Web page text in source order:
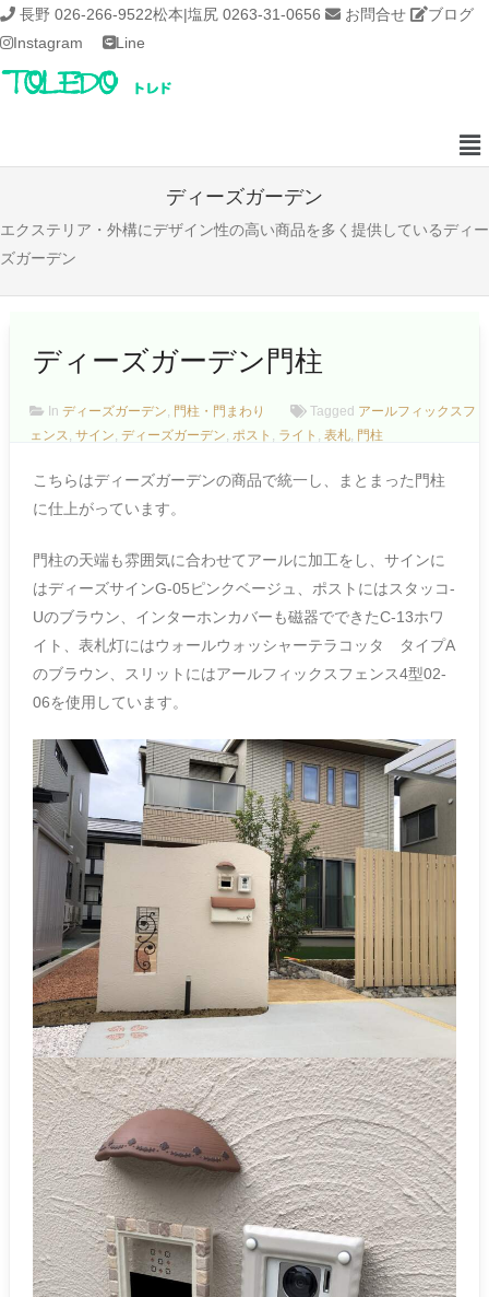
長野 026-266-9522松本|塩尻 0263-31-0656 お問合せ
ブログ
Instagram
Line
ディーズガーデン
エクステリア・外構にデザイン性の高い商品を多く提供しているディー
ズガーデン
ディーズガーデン門柱
In ディーズガーデン, 門柱・門まわり Tagged アールフィックスフ
ェンス, サイン, ディーズガーデン, ポスト , ライト , 表札, 門柱
こちらはディーズガーデンの商品で統一し、まとまった門柱
に仕上がっています。
門柱の天端も雰囲気に合わせてアールに加工をし、サインに
はディーズサインG-05ピンクベージュ、ポストにはスタッコ-
Uのブラウン、インターホンカバーも磁器でできたC-13ホワ
イト、表札灯にはウォールウォッシャーテラコッタ タイプA
のブラウン、スリットにはアールフィックスフェンス4型02-
06を使用しています。